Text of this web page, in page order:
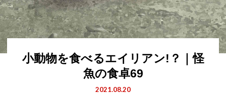
小動物を食べるエイリアン!？｜怪
魚の食卓69
2021.08.20